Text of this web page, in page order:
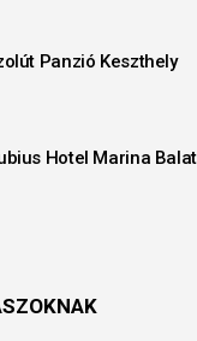
Panzió Keszthely
Hotel Marina